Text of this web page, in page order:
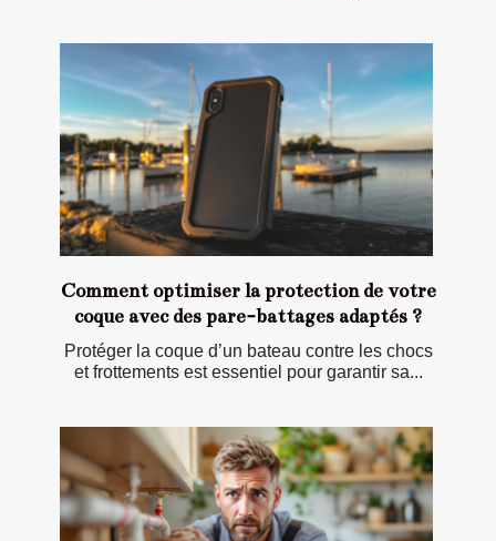
Comment optimiser la protection de votre
coque avec des pare-battages adaptés ?
Protéger la coque d’un bateau contre les chocs
et frottements est essentiel pour garantir sa...